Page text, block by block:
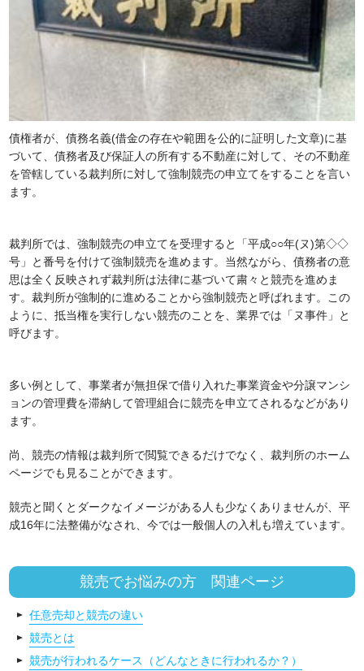
債権者が、債務名義(借金の存在や範囲を公的に証明した文章)に基
づいて、債務者及び保証人の所有する不動産に対して、その不動産
を管轄している裁判所に対して強制競売の申立てをすることを言い
ます。
裁判所では、強制競売の申立てを受理すると「平成○○年(ヌ)第◇◇
号」と番号を付けて強制競売を進めます。当然ながら、債務者の意
思は全く反映されず裁判所は法律に基づいて粛々と競売を進めま
す。裁判所が強制的に進めることから強制競売と呼ばれます。この
ように、抵当権を実行しない競売のことを、業界では「ヌ事件」と
呼びます。
多い例として、事業者が無担保で借り入れた事業資金や分譲マンシ
ョンの管理費を滞納して管理組合に競売を申立てされるなどがあり
ます。
尚、競売の情報は裁判所で閲覧できるだけでなく、裁判所のホーム
ページでも見ることができます。
競売と聞くとダークなイメージがある人も少なくありませんが、平
成16年に法整備がなされ、今では一般個人の入札も増えています。
競売でお悩みの方 関連ページ
任意売却と競売の違い
競売とは
競売が行われるケース（どんなときに行われるか？）